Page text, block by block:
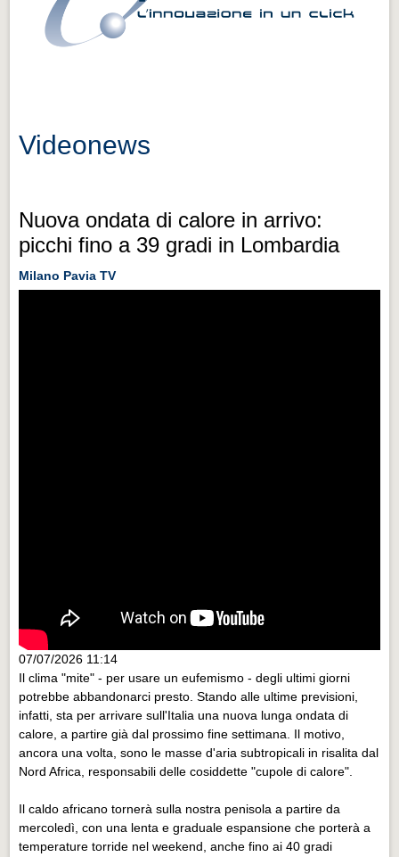
Videonews
Nuova ondata di calore in arrivo:
picchi fino a 39 gradi in Lombardia
Milano Pavia TV
07/07/2026 11:14
Il clima "mite" - per usare un eufemismo - degli ultimi giorni
potrebbe abbandonarci presto. Stando alle ultime previsioni,
infatti, sta per arrivare sull'Italia una nuova lunga ondata di
calore, a partire già dal prossimo fine settimana. Il motivo,
ancora una volta, sono le masse d'aria subtropicali in risalita dal
Nord Africa, responsabili delle cosiddette "cupole di calore".
Il caldo africano tornerà sulla nostra penisola a partire da
mercoledì, con una lenta e graduale espansione che porterà a
temperature torride nel weekend, anche fino ai 40 gradi